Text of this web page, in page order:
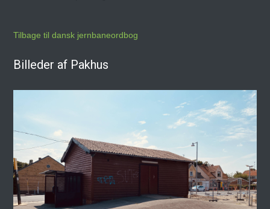
Tilbage til dansk jernbaneordbog
Billeder af Pakhus